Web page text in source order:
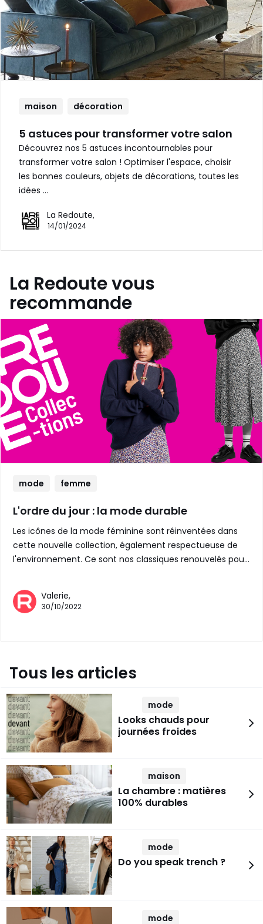
maison décoration
5 astuces pour transformer votre salon
Découvrez nos 5 astuces incontournables pour
transformer votre salon ! Optimiser l'espace, choisir
les bonnes couleurs, objets de décorations, toutes les
idées …
La Redoute,
14/01/2024
La Redoute vous
recommande
mode femme
L'ordre du jour : la mode durable
Les icônes de la mode féminine sont réinventées dans
cette nouvelle collection, également respectueuse de
l'environnement. Ce sont nos classiques renouvelés pou…
Valerie,
30/10/2022
Tous les articles
mode
Looks chauds pour
journées froides
maison
La chambre : matières
100% durables
mode
Do you speak trench ?
mode